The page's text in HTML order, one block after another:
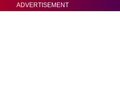
ADVERTISEMENT